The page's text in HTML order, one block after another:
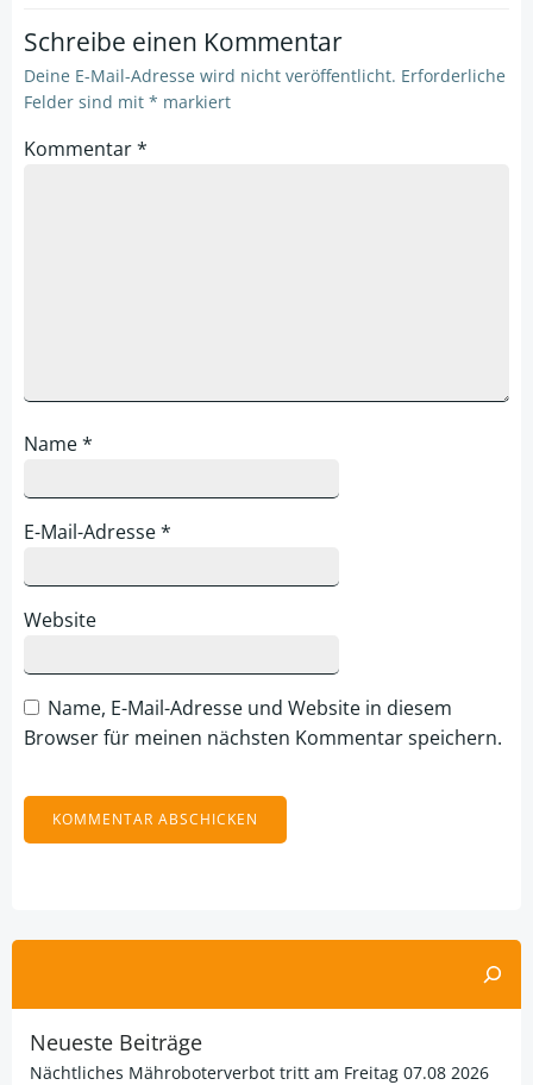
Schreibe einen Kommentar
Deine E-Mail-Adresse wird nicht veröffentlicht. Erforderliche
Felder sind mit * markiert
Kommentar*
Name*
E-Mail-Adresse*
Website
Name, E-Mail-Adresse und Website in diesem
Browser für meinen nächsten Kommentar speichern.
Neueste Beiträge
Nächtliches Mähroboterverbot tritt am Freitag 07.08 2026